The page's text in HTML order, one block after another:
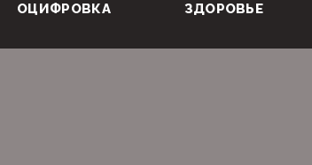
ОЦИФРОВКА ЗДОРОВЬЕ